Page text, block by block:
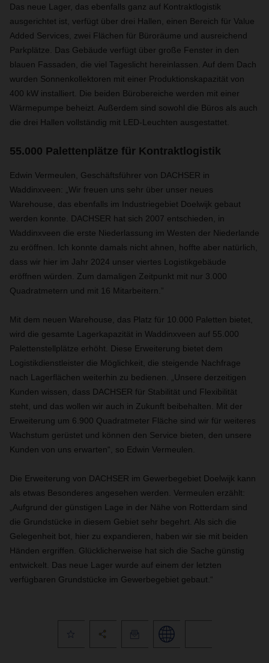
Das neue Lager, das ebenfalls ganz auf Kontraktlogistik
ausgerichtet ist, verfügt über drei Hallen, einen Bereich für Value
Added Services, zwei Flächen für Büroräume und ausreichend
Parkplätze. Das Gebäude verfügt über große Fenster in den
blauen Fassaden, die viel Tageslicht hereinlassen. Auf dem Dach
wurden Sonnenkollektoren mit einer Produktionskapazität von
400 kW installiert. Die beiden Bürobereiche werden mit einer
Wärmepumpe beheizt. Außerdem sind sowohl die Büros als auch
die drei Hallen vollständig mit LED-Leuchten ausgestattet.
55.000 Palettenplätze für Kontraktlogistik
Edwin Vermeulen, Geschäftsführer von DACHSER in
Waddinxveen: „Wir freuen uns sehr über unser neues
Warehouse, das ebenfalls im Industriegebiet Doelwijk gebaut
werden konnte. DACHSER hat sich 2007 entschieden, in
Waddinxveen die erste Niederlassung im Westen der Niederlande
zu eröffnen. Ich konnte damals nicht ahnen, hoffte aber natürlich,
dass wir hier im Jahr 2024 unser viertes Logistikgebäude
eröffnen würden. Zum damaligen Zeitpunkt mit nur 3.000
Quadratmetern und mit 16 Mitarbeitern.”
Mit dem neuen Warehouse, das Platz für 10.000 Paletten bietet,
wird die gesamte Lagerkapazität in Waddinxveen auf 55.000
Palettenstellplätze erhöht. Diese Erweiterung bietet dem
Logistikdienstleister die Möglichkeit, die steigende Nachfrage
nach Lagerflächen weiterhin zu bedienen. „Unsere derzeitigen
Kunden wissen, dass DACHSER für Stabilität und Flexibilität
steht, und das wollen wir auch in Zukunft beibehalten. Mit der
Erweiterung um 6.900 Quadratmeter Fläche sind wir für weiteres
Wachstum gerüstet und können den Service bieten, den unsere
Kunden von uns erwarten“, so Edwin Vermeulen.
Die Erweiterung von DACHSER im Gewerbegebiet Doelwijk kann
als etwas Besonderes angesehen werden. Vermeulen erzählt:
„Aufgrund der günstigen Lage in der Nähe von Rotterdam sind
die Grundstücke in diesem Gebiet sehr begehrt. Als sich die
Gelegenheit bot, hier zu expandieren, haben wir sie mit beiden
Händen ergriffen. Glücklicherweise hat sich die Sache günstig
entwickelt. Das neue Lager wurde auf einem der letzten
verfügbaren Grundstücke im Gewerbegebiet gebaut.“